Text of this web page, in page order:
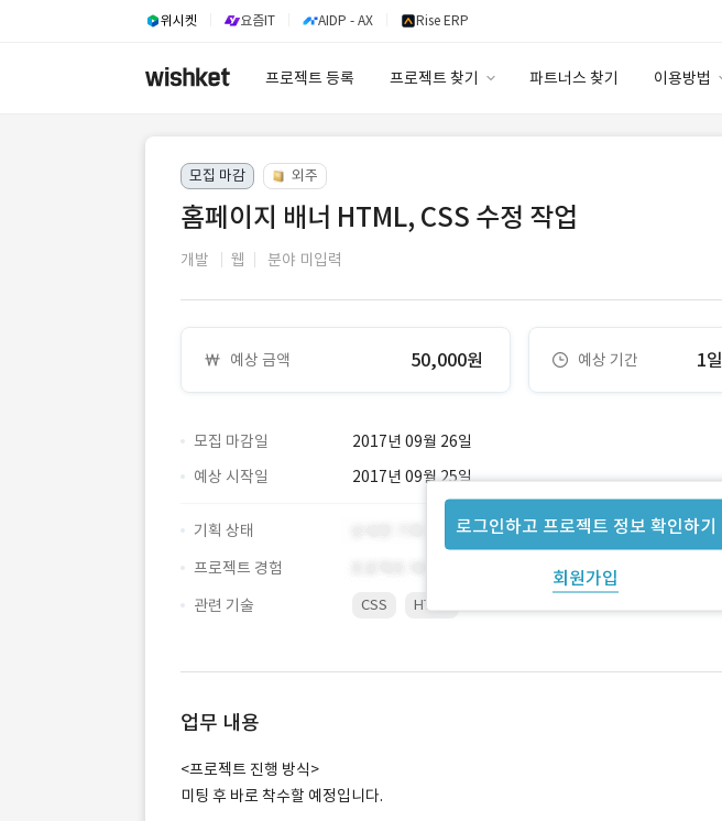
위시켓 요즘IT AIDP - AX Rise ERP
프로젝트 등록 프로젝트 찾기 파트너스 찾기 이용방법
모집 마감 외주
홈페이지 배너 HTML, CSS 수정 작업
개발 웹 분야 미입력
예상 금액 50,000원 예상 기간 1일
모집 마감일 2017년 09월 26일
로그인하고 프로젝트 정보 확인하기
회원가입
예상 시작일 2017년 09월 25일
기획 상태
프로젝트 경험
관련 기술
CSS HTML
업무 내용
<프로젝트 진행 방식>
미팅 후 바로 착수할 예정입니다.